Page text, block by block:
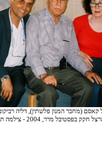
(מחבר המנון פלשתין), דליה
מרר, 2004 - צילמה תפארת חקק